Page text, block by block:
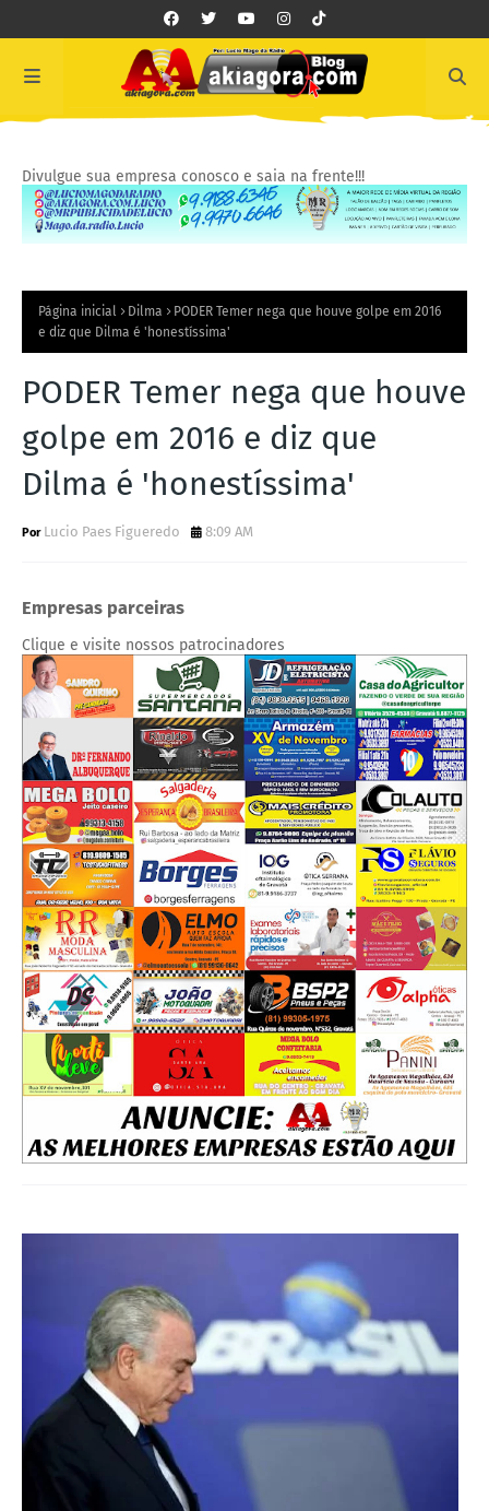
Divulgue sua empresa conosco e saia na frente!!!
Página inicial Dilma
PODER Temer nega que houve golpe em 2016
e diz que Dilma é 'honestíssima'
PODER Temer nega que houve
golpe em 2016 e diz que
Dilma é 'honestíssima'
Lucio Paes Figueredo 8:09 AM
Empresas parceiras
Clique e visite nossos patrocinadores